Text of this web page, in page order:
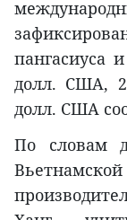
пангасиуса
долл. США,
долл. США
По словам